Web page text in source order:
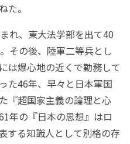
た。
れ、東大法学部を出て40
その後、陸軍二等兵とし
は爆心地の近くで勤務して
た46年、早々と日本軍国
『超国家主義の論理と心
年の『日本の思想』はロ
する知識人として別格の存